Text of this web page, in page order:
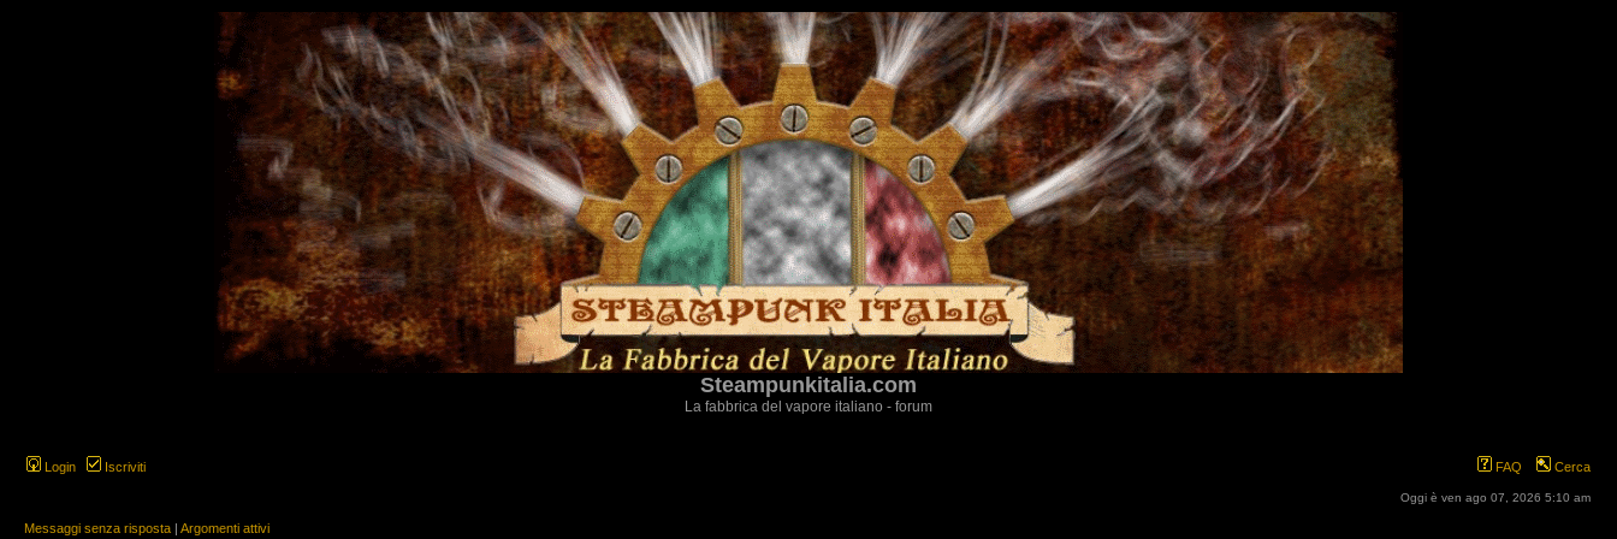
Steampunkitalia.com
La fabbrica del vapore italiano - forum
Login Iscriviti FAQ Cerca
Oggi è ven ago 07, 2026 5:10 am
Messaggi senza risposta | Argomenti attivi